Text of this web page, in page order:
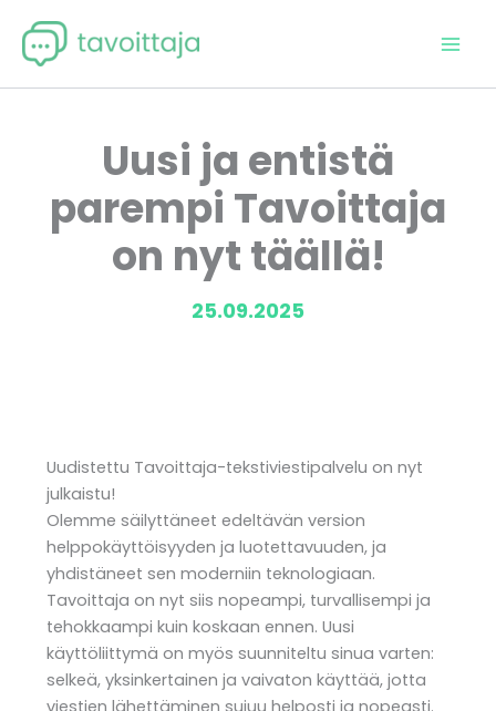
sisältöön
Uusi ja entistä
parempi Tavoittaja
on nyt täällä!
25.09.2025
Uudistettu Tavoittaja-tekstiviestipalvelu on nyt
julkaistu!
Olemme säilyttäneet edeltävän version
helppokäyttöisyyden ja luotettavuuden, ja
yhdistäneet sen moderniin teknologiaan.
Tavoittaja on nyt siis nopeampi, turvallisempi ja
tehokkaampi kuin koskaan ennen. Uusi
käyttöliittymä on myös suunniteltu sinua varten:
selkeä, yksinkertainen ja vaivaton käyttää, jotta